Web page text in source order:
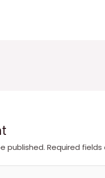
published. Required fields